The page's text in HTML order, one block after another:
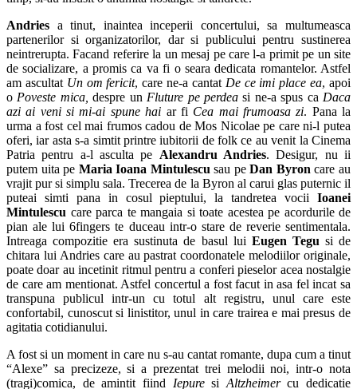
Andries a tinut, inaintea inceperii concertului, sa multumeasca
partenerilor si organizatorilor, dar si publicului pentru sustinerea
neintrerupta. Facand referire la un mesaj pe care l-a primit pe un site
de socializare, a promis ca va fi o seara dedicata romantelor. Astfel
am ascultat Un om fericit, care ne-a cantat De ce imi place ea, apoi
o Poveste mica, despre un Fluture pe perdeasi ne-a spus ca Daca
azi ai veni si mi-ai spune hai ar fi Cea mai frumoasa zi. Pana la
urma a fost cel mai frumos cadou de Mos Nicolae pe care ni-l putea
oferi, iar asta s-a simtit printre iubitorii de folk ce au venit la Cinema
Patria pentru a-l asculta pe Alexandru Andries. Desigur, nu ii
putem uita pe Maria Ioana Mintulescu sau peDan Byron care au
vrajit pur si simplu sala. Trecerea de la Byron al carui glas puternic il
puteai simti pana in cosul pieptului, la tandretea vocii Ioanei
Mintulescu care parca te mangaia si toate acestea pe acordurile de
pian ale lui 6fingers te duceau intr-o stare de reverie sentimentala.
Intreaga compozitie era sustinuta de basul lui Eugen Tegu si de
chitara lui Andries care au pastrat coordonatele melodiilor originale,
poate doar au incetinit ritmul pentru a conferi pieselor acea nostalgie
de care am mentionat. Astfel concertul a fost facut in asa fel incat sa
transpuna publicul intr-un cu totul alt registru, unul care este
confortabil, cunoscut si linistitor, unul in care trairea e mai presus de
agitatia cotidianului.
A fost si un moment in care nu s-au cantat romante, dupa cum a tinut
“Alexe” sa precizeze, si a prezentat trei melodii noi, intr-o nota
(tragi)comica, de amintit fiind Iepuresi Altzheimercu dedicatie